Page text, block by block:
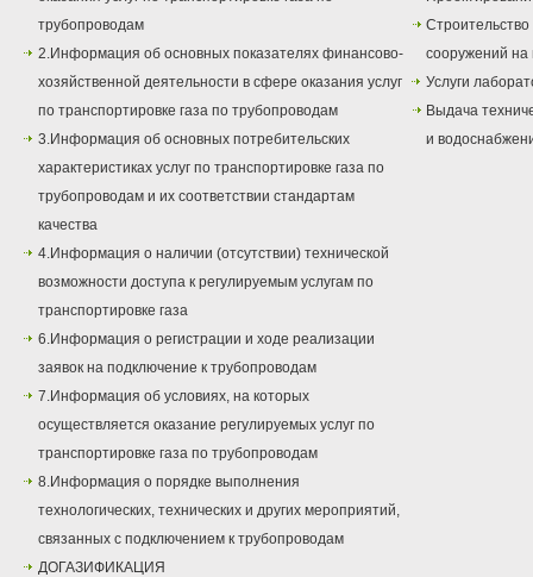
трубопроводам
2.Информация об основных показателях финансово-
хозяйственной деятельности в сфере оказания услуг
по транспортировке газа по трубопроводам
3.Информация об основных потребительских
характеристиках услуг по транспортировке газа по
трубопроводам и их соответствии стандартам
качества
4.Информация о наличии (отсутствии) технической
возможности доступа к регулируемым услугам по
транспортировке газа
6.Информация о регистрации и ходе реализации
заявок на подключение к трубопроводам
7.Информация об условиях, на которых
осуществляется оказание регулируемых услуг по
транспортировке газа по трубопроводам
8.Информация о порядке выполнения
технологических, технических и других мероприятий,
связанных с подключением к трубопроводам
ДОГАЗИФИКАЦИЯ
сооружений на
Услуги
Выдача
и